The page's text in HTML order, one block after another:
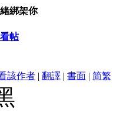
綁架你
帖
該作者 | 翻譯 | 書面 | 简繁